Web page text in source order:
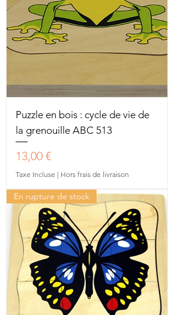
Puzzle en bois : cycle de vie de
la grenouille ABC 513
Prix
13,00 €
Taxe Incluse | Hors frais de livraison
En rupture de stock